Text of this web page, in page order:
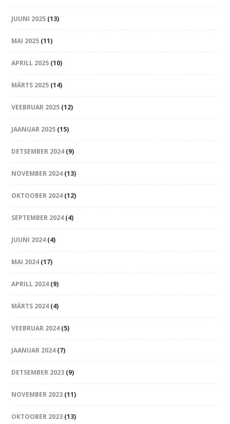
JUUNI 2025 (13)
MAI 2025 (11)
APRILL 2025 (10)
MÄRTS 2025 (14)
VEEBRUAR 2025 (12)
JAANUAR 2025 (15)
DETSEMBER 2024 (9)
NOVEMBER 2024 (13)
OKTOOBER 2024 (12)
SEPTEMBER 2024 (4)
JUUNI 2024 (4)
MAI 2024 (17)
APRILL 2024 (9)
MÄRTS 2024 (4)
VEEBRUAR 2024 (5)
JAANUAR 2024 (7)
DETSEMBER 2023 (9)
NOVEMBER 2023 (11)
OKTOOBER 2023 (13)